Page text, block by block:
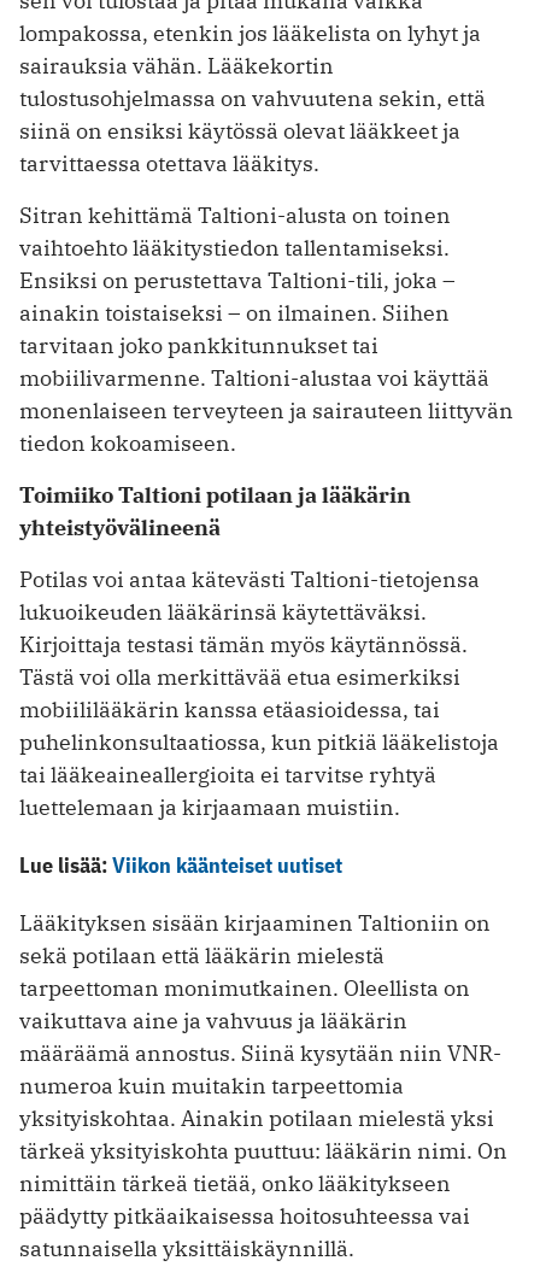
lompakossa, etenkin jos lääkelista on lyhyt ja
sairauksia vähän. Lääkekortin
tulostusohjelmassa on vahvuutena sekin, että
siinä on ensiksi käytössä olevat lääkkeet ja
tarvittaessa otettava lääkitys.
Sitran kehittämä Taltioni-alusta on toinen
vaihtoehto lääkitystiedon tallentamiseksi.
Ensiksi on perustettava Taltioni-tili, joka –
ainakin toistaiseksi – on ilmainen. Siihen
tarvitaan joko pankkitunnukset tai
mobiilivarmenne. Taltioni-alustaa voi käyttää
monenlaiseen terveyteen ja sairauteen liittyvän
tiedon kokoamiseen.
Toimiiko Taltioni potilaan ja lääkärin
yhteistyövälineenä
Potilas voi antaa kätevästi Taltioni-tietojensa
lukuoikeuden lääkärinsä käytettäväksi.
Kirjoittaja testasi tämän myös käytännössä.
Tästä voi olla merkittävää etua esimerkiksi
mobiililääkärin kanssa etäasioidessa, tai
puhelinkonsultaatiossa, kun pitkiä lääkelistoja
tai lääkeaineallergioita ei tarvitse ryhtyä
luettelemaan ja kirjaamaan muistiin.
Lue lisää:Viikon käänteiset uutiset
Lääkityksen sisään kirjaaminen Taltioniin on
sekä potilaan että lääkärin mielestä
tarpeettoman monimutkainen. Oleellista on
vaikuttava aine ja vahvuus ja lääkärin
määräämä annostus. Siinä kysytään niin VNR-
numeroa kuin muitakin tarpeettomia
yksityiskohtaa. Ainakin potilaan mielestä yksi
tärkeä yksityiskohta puuttuu: lääkärin nimi. On
nimittäin tärkeä tietää, onko lääkitykseen
päädytty pitkäaikaisessa hoitosuhteessa vai
satunnaisella yksittäiskäynnillä.